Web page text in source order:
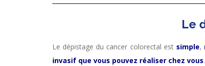
Le
Le dépistage du cancer colorectal est simple,
invasif que vous pouvez réaliser chez vous